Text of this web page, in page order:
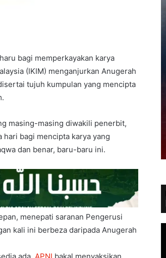
bagi memperkayakan karya
(IKIM) menganjurkan Anugerah
tujuh kumpulan yang mencipta
masing-masing diwakili penerbit,
bagi mencipta karya yang
dan benar, baru-baru ini.
menepati saranan Pengerusi
kali ini berbeza daripada Anugerah